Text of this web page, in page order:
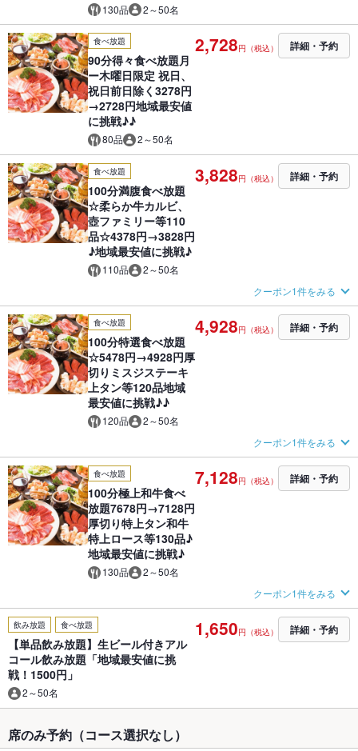
130品 2～50名
食べ放題
90分得々食べ放題月
ー木曜日限定 祝日、
祝日前日除く3278円
→2728円地域最安値
に挑戦♪♪
80品 2～50名
2,728円（税込） 詳細・予約
食べ放題
100分満腹食べ放題
☆柔らか牛カルビ、
壺ファミリー等110
品☆4378円→3828円
♪地域最安値に挑戦♪
110品 2～50名
3,828円（税込） 詳細・予約
クーポン1件をみる
食べ放題
100分特選食べ放題
☆5478円→4928円厚
切りミスジステーキ
上タン等120品地域
最安値に挑戦♪♪
120品 2～50名
4,928円（税込） 詳細・予約
クーポン1件をみる
食べ放題
100分極上和牛食べ
放題7678円→7128円
厚切り特上タン和牛
特上ロース等130品♪
地域最安値に挑戦♪
130品 2～50名
7,128円（税込） 詳細・予約
クーポン1件をみる
飲み放題 食べ放題
【単品飲み放題】生ビール付きアル
コール飲み放題「地域最安値に挑
戦！1500円」
2～50名
1,650円（税込） 詳細・予約
席のみ予約（コース選択なし）